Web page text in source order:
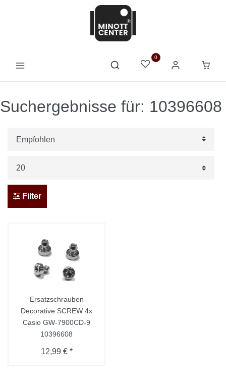
0
Suchergebnisse für: 10396608
Filter
Ersatzschrauben
Decorative SCREW 4x
Casio GW-7900CD-9
10396608
12,99 € *